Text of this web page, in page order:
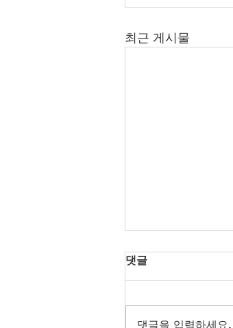
최근 게시물
댓글
댓글을 입력하세요.